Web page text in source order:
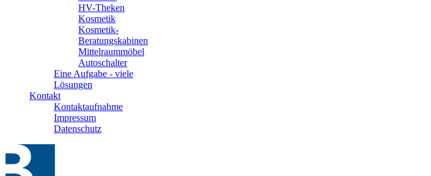
HV-Theken
Kosmetik
Kosmetik-
Beratungskabinen
Mittelraummöbel
Autoschalter
Eine Aufgabe - viele
Lösungen
Kontakt
Kontaktaufnahme
Impressum
Datenschutz